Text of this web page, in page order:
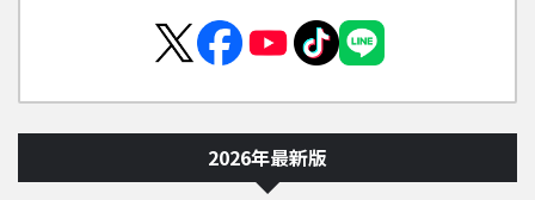
2026年最新版